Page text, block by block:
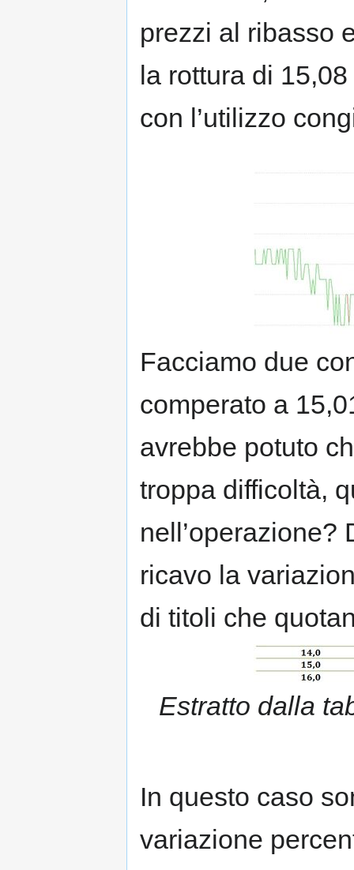
prezzi al ribasso
la rottura di
con l’utilizzo
Facciamo due
comperato a
avrebbe potuto
troppa difficoltà,
nell’operazione?
ricavo la
di titoli che
Estratto dalla
In questo caso
variazione